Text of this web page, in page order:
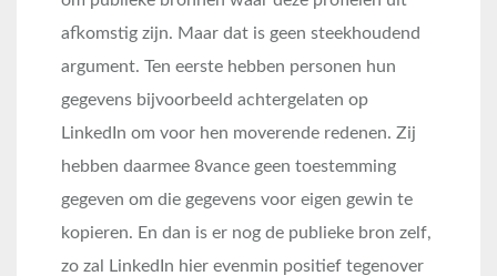
afkomstig zijn. Maar dat is geen steekhoudend
argument. Ten eerste hebben personen hun
gegevens bijvoorbeeld achtergelaten op
LinkedIn om voor hen moverende redenen. Zij
hebben daarmee 8vance geen toestemming
gegeven om die gegevens voor eigen gewin te
kopieren. En dan is er nog de publieke bron zelf,
zo zal LinkedIn hier evenmin positief tegenover